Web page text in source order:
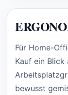
Für Home-
Kauf ein Blick
bewusst